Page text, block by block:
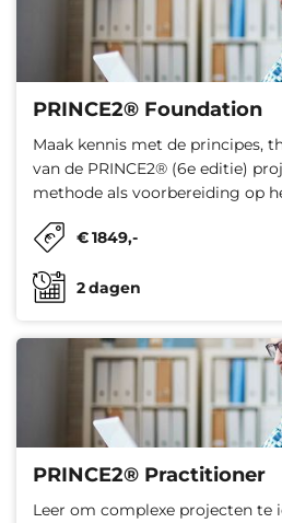
PRINCE2® Foundation
Maak kennis met de principes,
van de PRINCE2® (6e editie)
methode als voorbereiding op
€1849,-
2dagen
PRINCE2® Practitioner
Leer om complexe projecten te